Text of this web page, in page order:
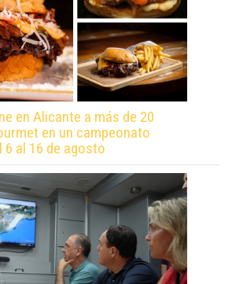
en Alicante a más de 20
en un campeonato
al 16 de agosto